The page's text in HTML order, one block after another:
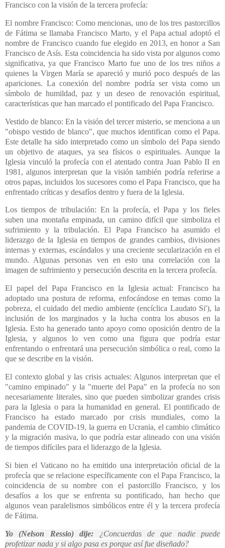
Francisco con la visión de la tercera profecía:
El nombre Francisco: Como mencionas, uno de los tres pastorcillos
de Fátima se llamaba Francisco Marto, y el Papa actual adoptó el
nombre de Francisco cuando fue elegido en 2013, en honor a San
Francisco de Asís. Esta coincidencia ha sido vista por algunos como
significativa, ya que Francisco Marto fue uno de los tres niños a
quienes la Virgen María se apareció y murió poco después de las
apariciones. La conexión del nombre podría ser vista como un
símbolo de humildad, paz y un deseo de renovación espiritual,
características que han marcado el pontificado del Papa Francisco.
Vestido de blanco: En la visión del tercer misterio, se menciona a un
"obispo vestido de blanco", que muchos identifican como el Papa.
Este detalle ha sido interpretado como un símbolo del Papa siendo
un objetivo de ataques, ya sea físicos o espirituales. Aunque la
Iglesia vinculó la profecía con el atentado contra Juan Pablo II en
1981, algunos interpretan que la visión también podría referirse a
otros papas, incluidos los sucesores como el Papa Francisco, que ha
enfrentado críticas y desafíos dentro y fuera de la Iglesia.
Los tiempos de tribulación: En la profecía, el Papa y los fieles
suben una montaña empinada, un camino difícil que simboliza el
sufrimiento y la tribulación. El Papa Francisco ha asumido el
liderazgo de la Iglesia en tiempos de grandes cambios, divisiones
internas y externas, escándalos y una creciente secularización en el
mundo. Algunas personas ven en esto una correlación con la
imagen de sufrimiento y persecución descrita en la tercera profecía.
El papel del Papa Francisco en la Iglesia actual: Francisco ha
adoptado una postura de reforma, enfocándose en temas como la
pobreza, el cuidado del medio ambiente (encíclica Laudato Si'), la
inclusión de los marginados y la lucha contra los abusos en la
Iglesia. Esto ha generado tanto apoyo como oposición dentro de la
Iglesia, y algunos lo ven como una figura que podría estar
enfrentando o enfrentará una persecución simbólica o real, como la
que se describe en la visión.
El contexto global y las crisis actuales: Algunos interpretan que el
"camino empinado" y la "muerte del Papa" en la profecía no son
necesariamente literales, sino que pueden simbolizar grandes crisis
para la Iglesia o para la humanidad en general. El pontificado de
Francisco ha estado marcado por crisis mundiales, como la
pandemia de COVID-19, la guerra en Ucrania, el cambio climático
y la migración masiva, lo que podría estar alineado con una visión
de tiempos difíciles para el liderazgo de la Iglesia.
Si bien el Vaticano no ha emitido una interpretación oficial de la
profecía que se relacione específicamente con el Papa Francisco, la
coincidencia de su nombre con el pastorcillo Francisco, y los
desafíos a los que se enfrenta su pontificado, han hecho que
algunos vean paralelismos simbólicos entre él y la tercera profecía
de Fátima.
Yo (Nelson Ressio) dije: ¿Concuerdas de que nadie puede
profetizar nada y si algo pasa es porque así fue diseñado?